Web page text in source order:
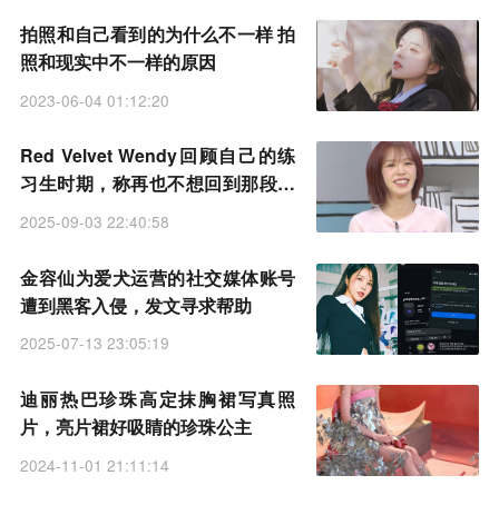
拍照和自己看到的为什么不一样 拍
照和现实中不一样的原因
2023-06-04 01:12:20
Red Velvet Wendy回顾自己的练
习生时期，称再也不想回到那段时
光
2025-09-03 22:40:58
金容仙为爱犬运营的社交媒体账号
遭到黑客入侵，发文寻求帮助
2025-07-13 23:05:19
迪丽热巴珍珠高定抹胸裙写真照
片，亮片裙好吸睛的珍珠公主
2024-11-01 21:11:14